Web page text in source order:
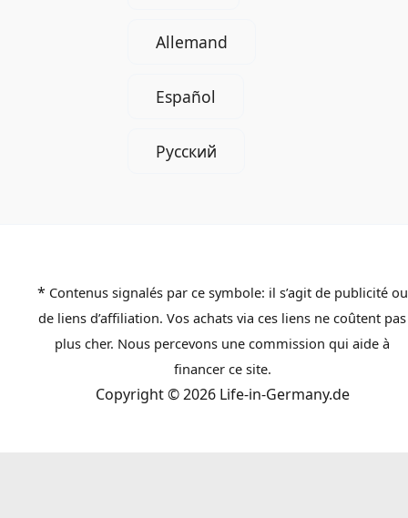
Allemand
Español
Русский
* Contenus signalés par ce symbole: il s’agit de publicité ou
de liens d’affiliation. Vos achats via ces liens ne coûtent pas
plus cher. Nous percevons une commission qui aide à
financer ce site.
Copyright © 2026 Life-in-Germany.de